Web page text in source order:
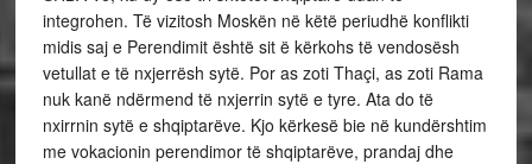
integrohen. Të vizitosh Moskën në këtë periudhë konflikti
midis saj e Perendimit është sit ë kërkohs të vendosësh
vetullat e të nxjerrësh sytë. Por as zoti Thaçi, as zoti Rama
nuk kanë ndërmend të nxjerrin sytë e tyre. Ata do të
nxirrnin sytë e shqiptarëve. Kjo kërkesë bie në kundërshtim
me vokacionin perendimor të shqiptarëve, prandaj dhe